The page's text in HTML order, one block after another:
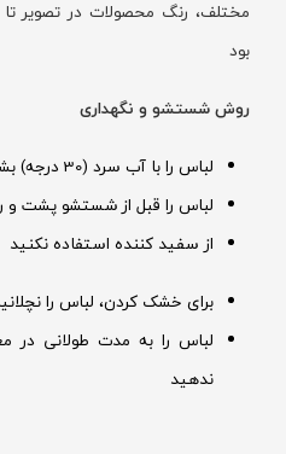
بود
روش شستشو و نگهداری
لباس را با آب سرد (30 درجه) بشویید
لباس را قبل از شستشو پشت و
از سفید کننده استفاده نکنید
برای خشک کردن، لباس را
لباس را به مدت طولانی در
ندهید